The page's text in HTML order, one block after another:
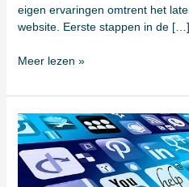
eigen ervaringen omtrent het
website. Eerste stappen in de […]
Meer lezen »
Waarom
jouw
business
een